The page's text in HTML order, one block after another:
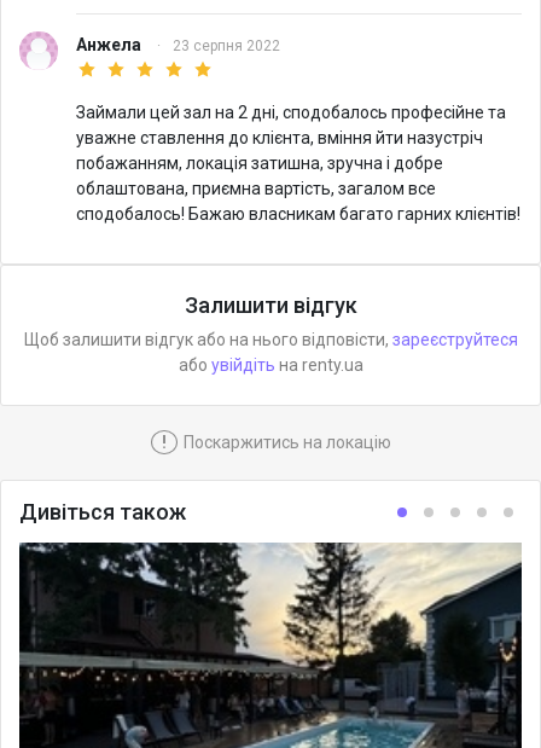
Анжела · 23 серпня 2022
Займали цей зал на 2 дні, сподобалось професійне та
уважне ставлення до клієнта, вміння йти назустріч
побажанням, локація затишна, зручна і добре
облаштована, приємна вартість, загалом все
сподобалось! Бажаю власникам багато гарних клієнтів!
Залишити відгук
Щоб залишити відгук або на нього відповісти, зареєструйтеся
або увійдіть на renty.ua
! Поскаржитись на локацію
Дивіться також